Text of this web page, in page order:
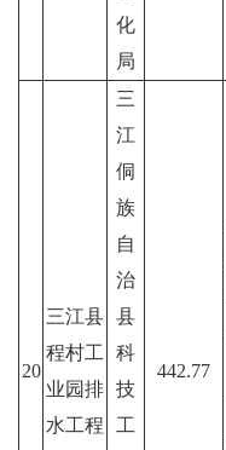
化
局
20
三江县
程村工
业园排
水工程
三
江
侗
族
自
治
县
科
技
工
442.77